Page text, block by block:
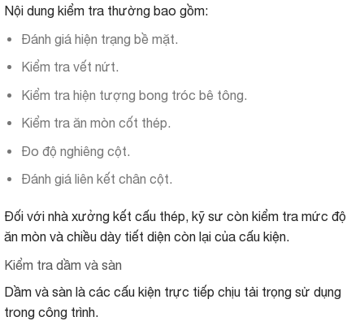
Nội dung kiểm tra thường bao gồm:
Đánh giá hiện trạng bề mặt.
Kiểm tra vết nứt.
Kiểm tra hiện tượng bong tróc bê tông.
Kiểm tra ăn mòn cốt thép.
Đo độ nghiêng cột.
Đánh giá liên kết chân cột.
Đối với nhà xưởng kết cấu thép, kỹ sư còn kiểm tra mức độ
ăn mòn và chiều dày tiết diện còn lại của cấu kiện.
Kiểm tra dầm và sàn
Dầm và sàn là các cấu kiện trực tiếp chịu tải trọng sử dụng
trong công trình.